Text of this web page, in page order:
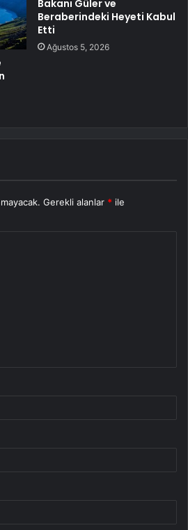
Bakanı Güler ve
Beraberindeki Heyeti Kabul
Etti
Ağustos 5, 2026
Gerekli alanlar * ile